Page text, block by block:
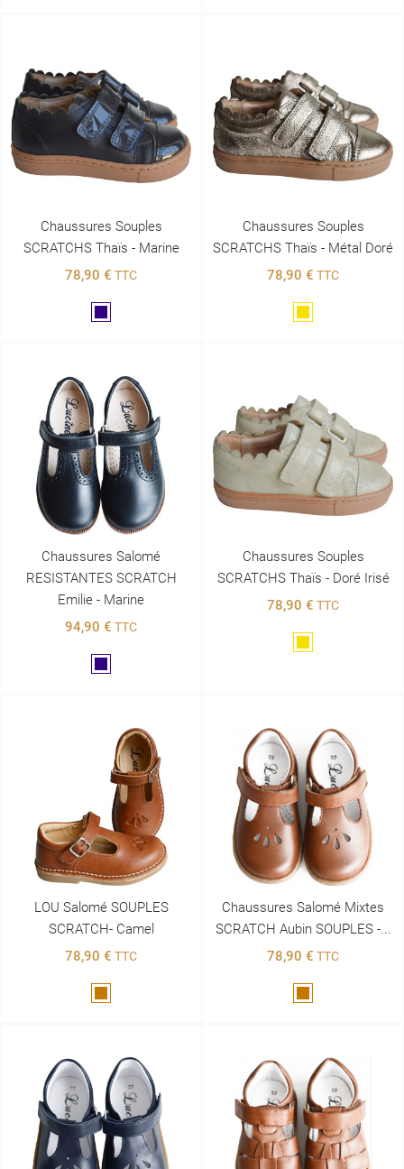
Chaussures Souples
SCRATCHS Thaïs - Marine
78,90 € TTC
Chaussures Souples
SCRATCHS Thaïs - Métal Doré
78,90 € TTC
Chaussures Salomé
RESISTANTES SCRATCH
Emilie - Marine
94,90 € TTC
Chaussures Souples
SCRATCHS Thaïs - Doré Irisé
78,90 € TTC
LOU Salomé SOUPLES
SCRATCH- Camel
78,90 € TTC
Chaussures Salomé Mixtes
SCRATCH Aubin SOUPLES -...
78,90 € TTC